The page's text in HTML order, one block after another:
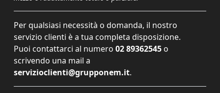
Per qualsiasi necessità o domanda, il nostro
servizio clienti è a tua completa disposizione.
Puoi contattarci al numero 02 89362545 o
scrivendo una mail a
servizioclienti@grupponem.it.